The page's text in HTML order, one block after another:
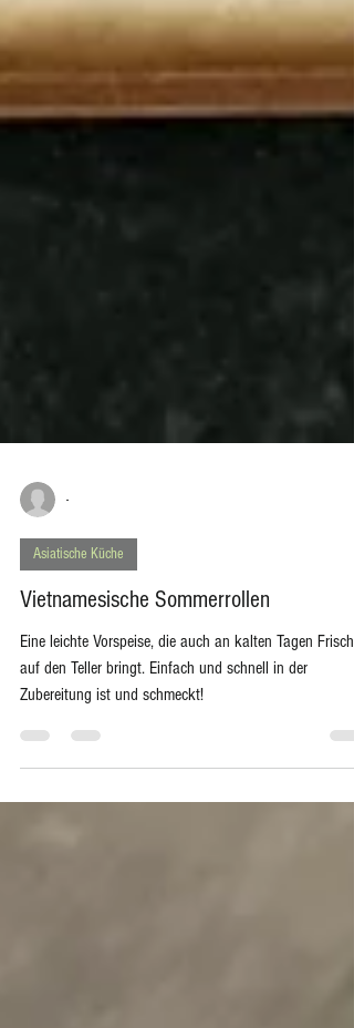
-
Asiatische Küche
Vietnamesische Sommerrollen
Eine leichte Vorspeise, die auch an kalten Tagen Frische
Zubereitung ist und schmeckt!